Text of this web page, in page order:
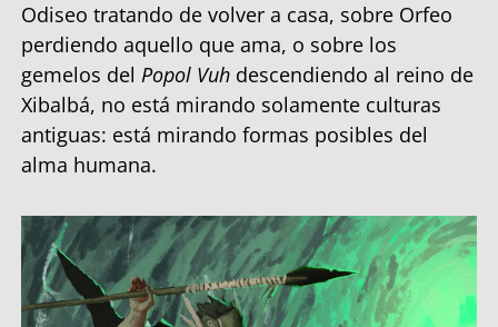
Odiseo tratando de volver a casa, sobre Orfeo
perdiendo aquello que ama, o sobre los
gemelos del Popol Vuh descendiendo al reino de
Xibalbá, no está mirando solamente culturas
antiguas: está mirando formas posibles del
alma humana.